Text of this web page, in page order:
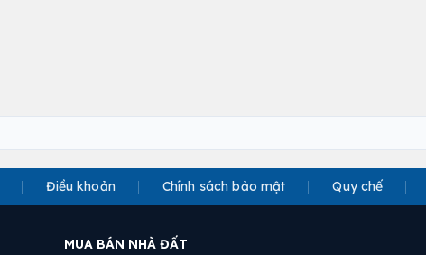
Điều khoản Chính sách bảo mật Quy chế
MUA BÁN NHÀ ĐẤT